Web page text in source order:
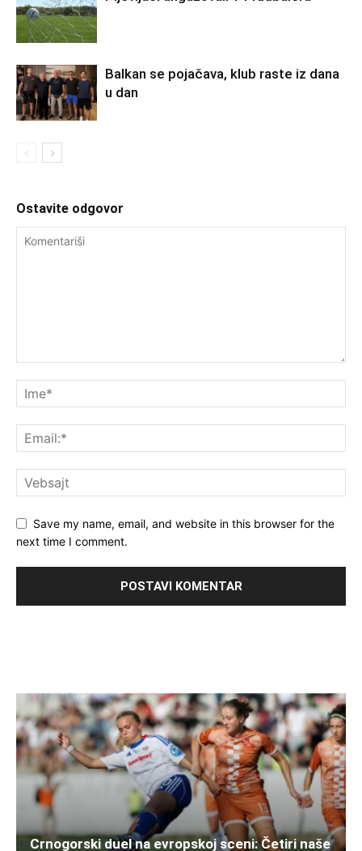
Balkan se pojačava, klub raste iz dana
u dan
Ostavite odgovor
Save my name, email, and website in this browser for the
next time I comment.
Crnogorski duel na evropskoj sceni: Četiri naše